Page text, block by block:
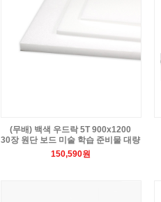
(무배) 백색 우드락 5T 900x1200
30장 원단 보드 미술 학습 준비물 대량
150,590원